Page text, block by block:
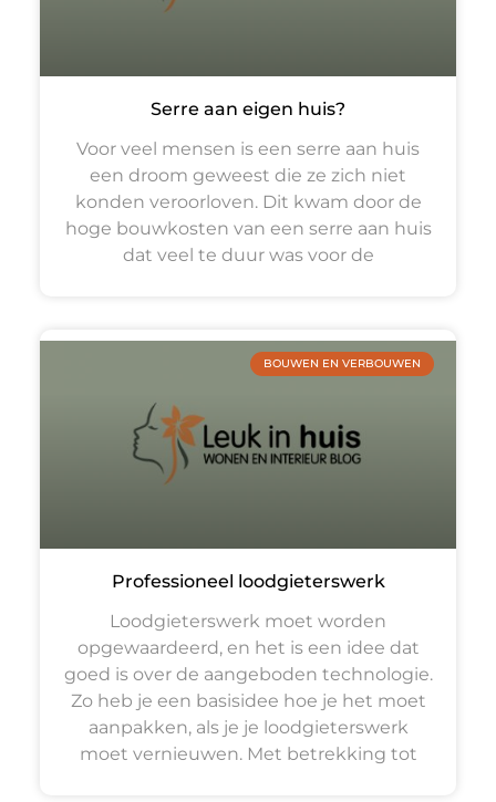
Serre aan eigen huis?
Voor veel mensen is een serre aan huis
een droom geweest die ze zich niet
konden veroorloven. Dit kwam door de
hoge bouwkosten van een serre aan huis
dat veel te duur was voor de
BOUWEN EN VERBOUWEN
Professioneel loodgieterswerk
Loodgieterswerk moet worden
opgewaardeerd, en het is een idee dat
goed is over de aangeboden technologie.
Zo heb je een basisidee hoe je het moet
aanpakken, als je je loodgieterswerk
moet vernieuwen. Met betrekking tot